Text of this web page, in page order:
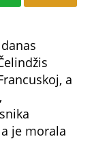
a
je morala